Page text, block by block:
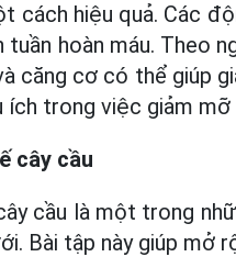
cách hiệu quả. Các
tuần hoàn máu. Theo
căng cơ có thể giúp
ích trong việc giảm mỡ
cây cầu
cầu là một trong
Bài tập này giúp mở